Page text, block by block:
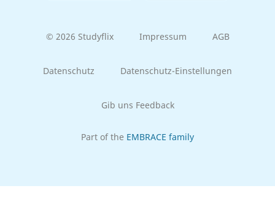
© 2026 Studyflix Impressum AGB
Datenschutz Datenschutz-Einstellungen
Gib uns Feedback
Part of the EMBRACE family